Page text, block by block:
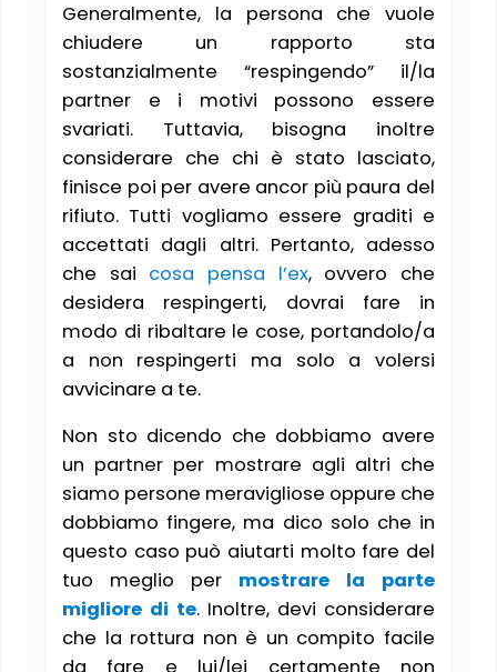
Generalmente, la persona che vuole
chiudere un rapporto sta
sostanzialmente “respingendo” il/la
partner e i motivi possono essere
svariati. Tuttavia, bisogna inoltre
considerare che chi è stato lasciato,
finisce poi per avere ancor più paura del
rifiuto. Tutti vogliamo essere graditi e
accettati dagli altri. Pertanto, adesso
che sai cosa pensa l’ex, ovvero che
desidera respingerti, dovrai fare in
modo di ribaltare le cose, portandolo/a
a non respingerti ma solo a volersi
avvicinare a te.
Non sto dicendo che dobbiamo avere
un partner per mostrare agli altri che
siamo persone meravigliose oppure che
dobbiamo fingere, ma dico solo che in
questo caso può aiutarti molto fare del
tuo meglio per mostrare la parte
migliore di te. Inoltre, devi considerare
che la rottura non è un compito facile